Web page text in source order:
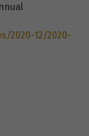
2020-12/2020-